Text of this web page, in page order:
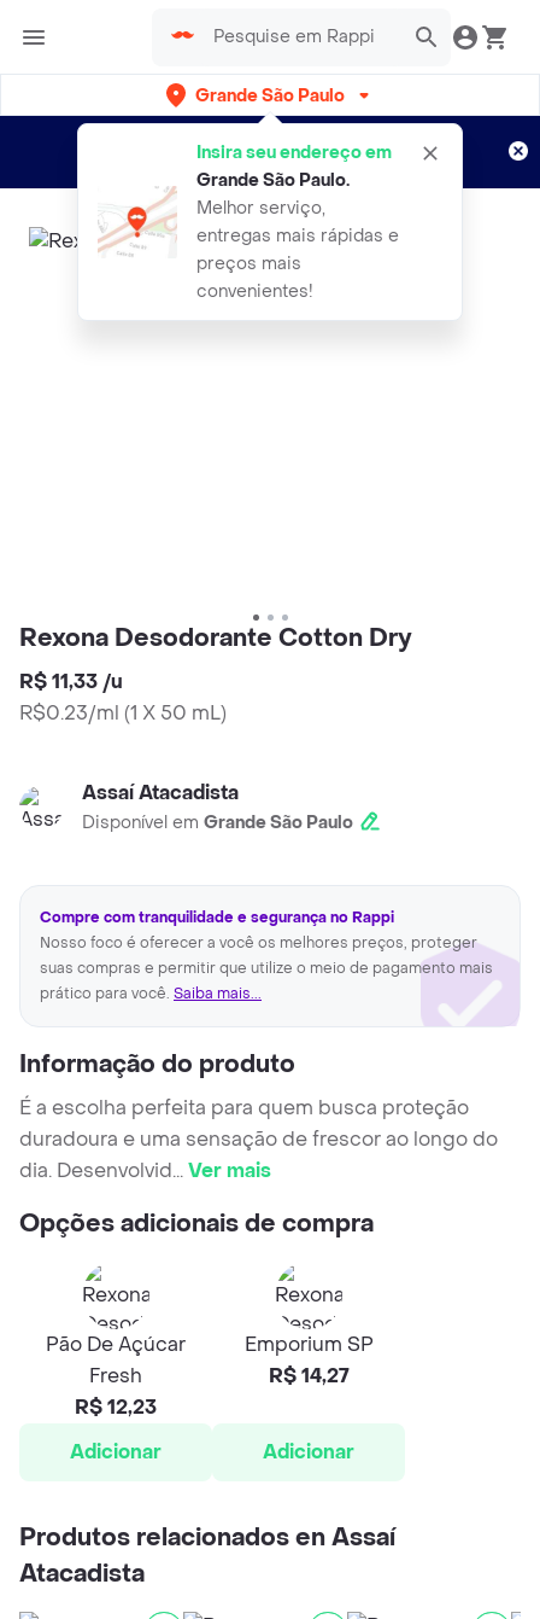
Grande São Paulo
Insira seu endereço em
Grande São Paulo.
Melhor serviço,
entregas mais rápidas e
preços mais
convenientes!
Entregas grátis por 15 dias!
Aplicam T&C
Rexona Desodorante Cotton Dry
R$ 11,33 /u
R$0.23/ml (1 X 50 mL)
Assaí Atacadista
Disponível em Grande São Paulo
Compre com tranquilidade e segurança no Rappi
Nosso foco é oferecer a você os melhores preços, proteger
suas compras e permitir que utilize o meio de pagamento mais
prático para você. Saiba mais...
Informação do produto
É a escolha perfeita para quem busca proteção
duradoura e uma sensação de frescor ao longo do
dia. Desenvolvid...Ver mais
Opções adicionais de compra
Pão De Açúcar
Fresh
R$ 12,23
Adicionar
Emporium SP
R$ 14,27
Adicionar
Produtos relacionados en Assaí
Atacadista